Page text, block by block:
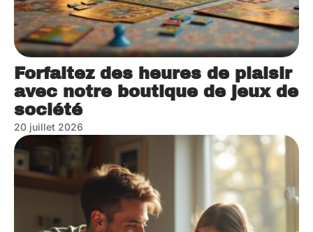
Forfaitez des heures de plaisir
avec notre boutique de jeux de
société
20 juillet 2026